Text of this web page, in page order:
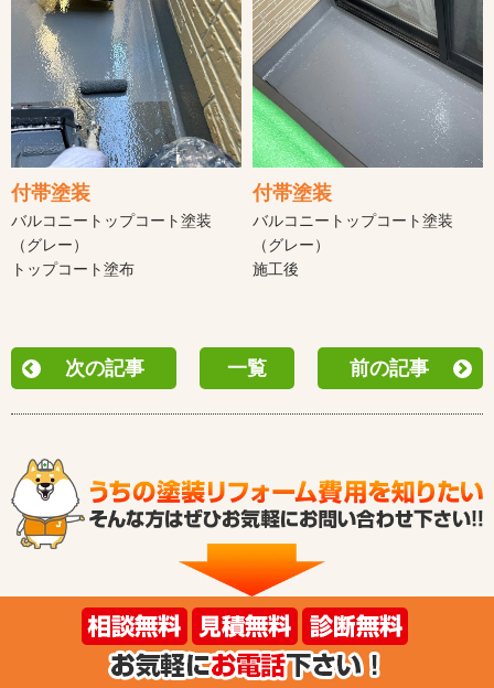
付帯塗装
バルコニートップコート塗装
（グレー）
トップコート塗布
付帯塗装
バルコニートップコート塗装
（グレー）
施工後
次の記事 一覧 前の記事